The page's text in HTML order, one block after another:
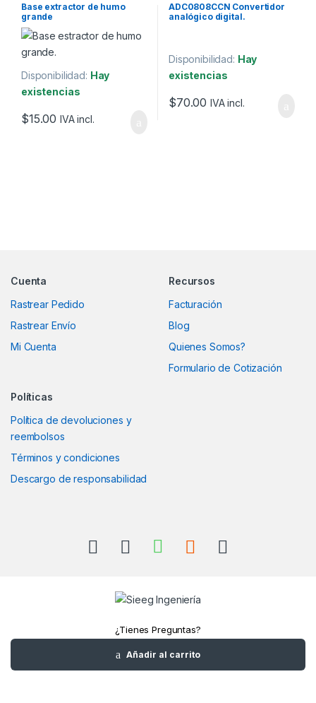
Añadir al carrito
Base extractor de humo
grande
Disponibilidad: Hay
existencias
$15.00 IVA incl.
ADC0808CCN Convertidor
analógico digital.
Disponibilidad: Hay
existencias
$70.00 IVA incl.
Cuenta
Rastrear Pedido
Rastrear Envío
Mi Cuenta
Recursos
Facturación
Blog
Quienes Somos?
Formulario de Cotización
Políticas
Política de devoluciones y
reembolsos
Términos y condiciones
Descargo de responsabilidad
¿Tienes Preguntas?
Llámanos
+52(961)1180157